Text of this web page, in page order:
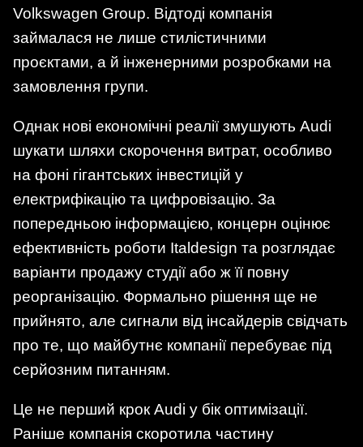
Volkswagen Group. Відтоді компанія
займалася не лише стилістичними
проєктами, а й інженерними розробками на
замовлення групи.
Однак нові економічні реалії змушують Audi
шукати шляхи скорочення витрат, особливо
на фоні гігантських інвестицій у
електрифікацію та цифровізацію. За
попередньою інформацією, концерн оцінює
ефективність роботи Italdesign та розглядає
варіанти продажу студії або ж її повну
реорганізацію. Формально рішення ще не
прийнято, але сигнали від інсайдерів свідчать
про те, що майбутнє компанії перебуває під
серйозним питанням.
Це не перший крок Audi у бік оптимізації.
Раніше компанія скоротила частину